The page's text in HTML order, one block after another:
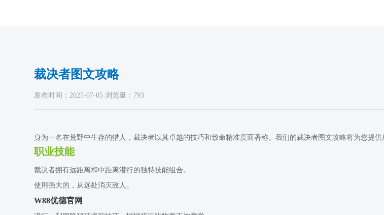
裁决者图文攻略
发布时间：2025-07-05 浏览量：793
身为一名在荒野中生存的猎人，裁决者以其卓越的技巧和致命精准度而著称。我们的裁决者图文攻略将为您提
职业技能
裁决者拥有远距离和中距离潜行的独特技能组合。
使用强大的，从远处消灭敌人。
W88优德官网